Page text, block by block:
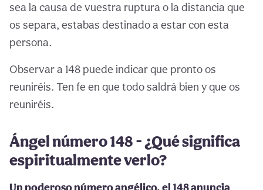
sea la causa de vuestra ruptura o la distancia que
os separa, estabas destinado a estar con esta
persona.
Observar a 148 puede indicar que pronto os
reuniréis. Ten fe en que todo saldrá bien y que os
reuniréis.
Ángel número 148 - ¿Qué significa
espiritualmente verlo?
Un poderoso número angélico, el 148 anuncia